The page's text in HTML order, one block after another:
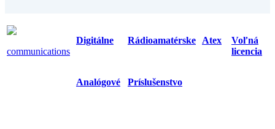
communications
Digitálne
Analógové
Rádioamatérske
Príslušenstvo
Atex
Voľná
licencia